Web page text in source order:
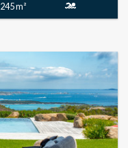
245 m²